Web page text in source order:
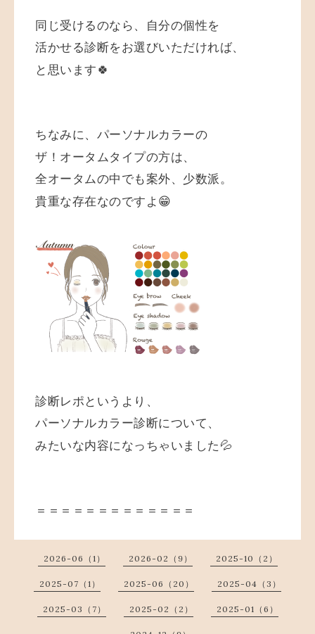
同じ受けるのなら、自分の個性を
活かせる診断をお選びいただければ、
と思います🍀
ちなみに、パーソナルカラーの
ザ！オータムタイプの方は、
全オータムの中でも案外、少数派。
貴重な存在なのですよ😁
診断レポというより、
パーソナルカラー診断について、
みたいな内容になっちゃいました💦
＝＝＝＝＝＝＝＝＝＝＝＝＝
2026-06（1） 2026-02（9） 2025-10（2）
2025-07（1） 2025-06（20） 2025-04（3）
2025-03（7） 2025-02（2） 2025-01（6）